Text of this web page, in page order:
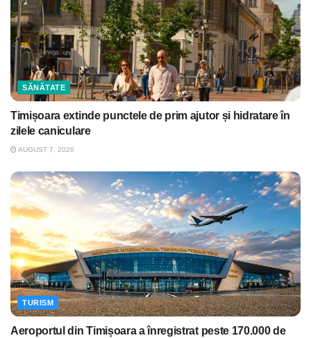
SĂNĂTATE
Timișoara extinde punctele de prim ajutor și hidratare în
zilele caniculare
AUGUST 7, 2026
TURISM
Aeroportul din Timișoara a înregistrat peste 170.000 de